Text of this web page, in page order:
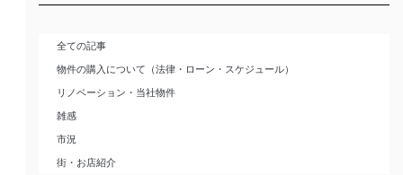
全ての記事
物件の購入について（法律・ローン・スケジュール）
リノベーション・当社物件
雑感
市況
街・お店紹介